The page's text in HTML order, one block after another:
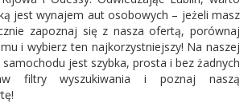
jest wynajem aut osobowych – jeżeli masz
zapoznaj się z nasza ofertą, porównaj
i wybierz ten najkorzystniejszy! Na naszej
jest szybka, prosta i bez żadnych
filtry wyszukiwania i poznaj naszą